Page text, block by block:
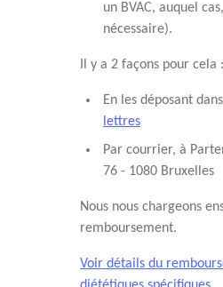
un BVAC, auquel
nécessaire).
Il y a 2 façons pour cela :
En les déposant
lettres
Par courrier, à
76 - 1080 Bruxelles
Nous nous chargeons
remboursement.
Voir détails du